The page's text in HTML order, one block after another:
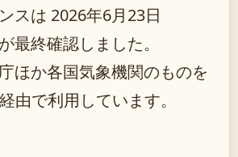
スは 2026年6月23日
最終確認しました。
ほか各国気象機関のものを
由で利用しています。